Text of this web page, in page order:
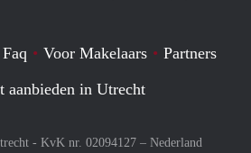
Faq Voor Makelaars
Partners
aanbieden in Utrecht
- KvK nr. 02094127 – Nederland